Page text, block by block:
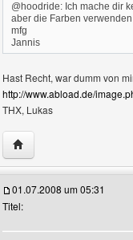
@hoodride: Ich mache dir
aber die Farben
mfg
Jannis
Hast Recht, war dumm von
http://www.abload.de/
THX, Lukas
Website dieses
01.07.2008 um 05:31
Titel: